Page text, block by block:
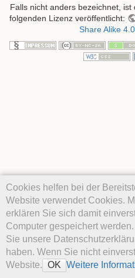
Cookies helfen bei der
Website verwendet Cookies.
erklären Sie sich damit
Computer gespeichert
Sie unsere
haben. Wenn Sie nicht
Website. OK Weitere
Falls nicht anders bezeichnet,
folgenden Lizenz veröffentlicht:
Share Alike